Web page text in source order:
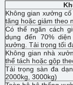
Không gian xưởng
tăng hoặc giảm theo
Có thể ngăn cách
dụng đến 70%
xưởng. Tải trọng tối
Không gian nhà
thể tách hoặc gộp
Tải trọng sàn đa
2000kg, 3000kg)